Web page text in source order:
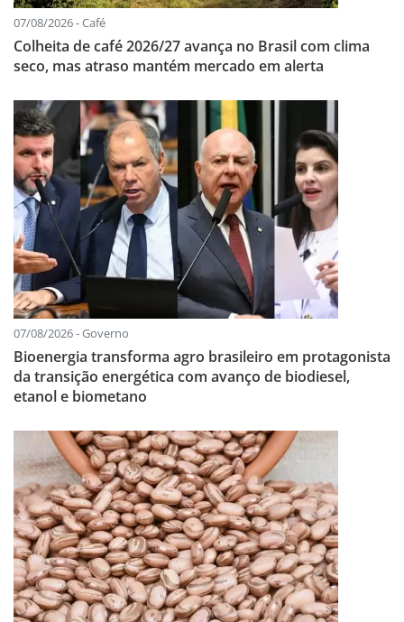
07/08/2026 - Café
Colheita de café 2026/27 avança no Brasil com clima
seco, mas atraso mantém mercado em alerta
07/08/2026 - Governo
Bioenergia transforma agro brasileiro em protagonista
da transição energética com avanço de biodiesel,
etanol e biometano